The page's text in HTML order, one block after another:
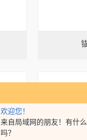
欢迎您！
来自局域网的朋友！有什
吗？